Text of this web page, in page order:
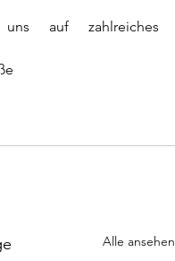
auf zahlreiches
Alle ansehen